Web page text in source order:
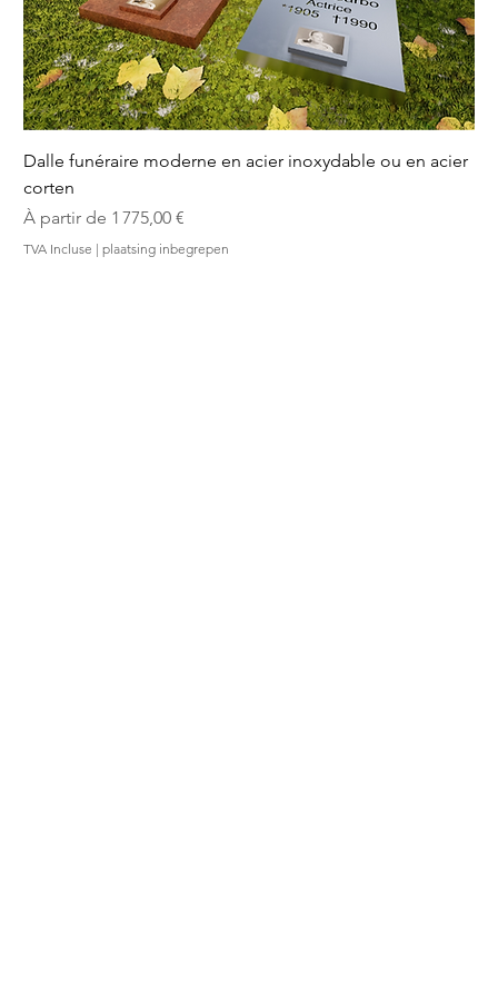
Dalle funéraire moderne en acier inoxydable ou en acier
corten
À partir de 1 775,00 €
Prix promotionnel
TVA Incluse | plaatsing inbegrepen